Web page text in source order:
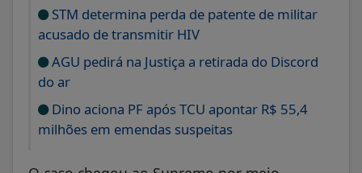
STM determina perda de patente de militar
acusado de transmitir HIV
AGU pedirá na Justiça a retirada do Discord
do ar
Dino aciona PF após TCU apontar R$ 55,4
milhões em emendas suspeitas